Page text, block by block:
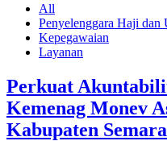
All
Penyelenggara Haji dan
Kepegawaian
Layanan
Perkuat
Kemenag Monev
Kabupaten